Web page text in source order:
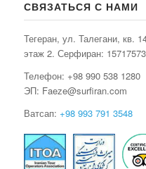
СВЯЗАТЬСЯ С НАМИ
Тегеран, ул. Талегани, кв.
этаж 2. Серфиран:
Телефон: +98 990 538 1280
ЭП: Faeze@surfiran.com
Ватсап: +98 993 791 3548